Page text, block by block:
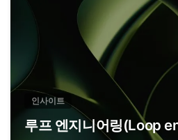
인사이트
루프 엔지니어링(Loop